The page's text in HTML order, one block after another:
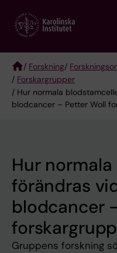
main
Breadcrumb
/ Forskning/
/ Forskargrupper
/ Hur normala
blodcancer – Petter Woll
Hur
förändras
blodcancer
forskargrupp
Gruppens forskning